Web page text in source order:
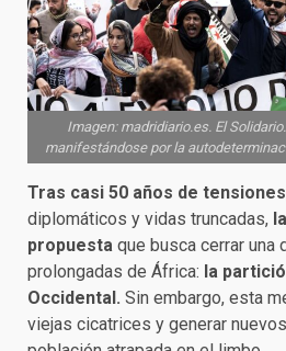
Imagen: madridiario.es. El
manifestándose por la
Tras casi 50 años de
diplomáticos y vidas truncadas,
propuesta que busca cerrar una
prolongadas de África: la
Occidental. Sin embargo, esta
viejas cicatrices y generar